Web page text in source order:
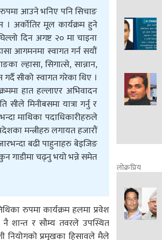
रुपमा आउने भनिए पनि सिचाङ
। अर्कोतिर मूल कार्यक्रम हुने
दिन अगष्ट २० मा चाइना
आगमनमा स्वागत गर्न सयौं
ल्हासा, सिगात्से, सान्नान,
सीको स्वागत गरेका थिए ।
हात हल्लाएर अभिवादन
मिनीबसमा यात्रा गर्नु र
माथिका पदाधिकारीहरुले
मन्त्रीहरु लगायत हजारौं
बढी पाहुनाहरु बेइजिङ
गाडीमा चढ्नु भयो भन्ने समेत
रुपमा कार्यक्रम हलमा प्रवेश
नै शान्त र सौम्य तवरले उपस्थित
नियोगको प्रमुखका हिसावले मैले
लोक्रप्रिय